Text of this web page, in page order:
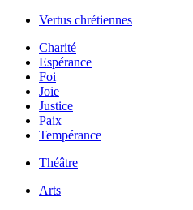
Vertus chrétiennes
Charité
Espérance
Foi
Joie
Justice
Paix
Tempérance
Théâtre
Arts